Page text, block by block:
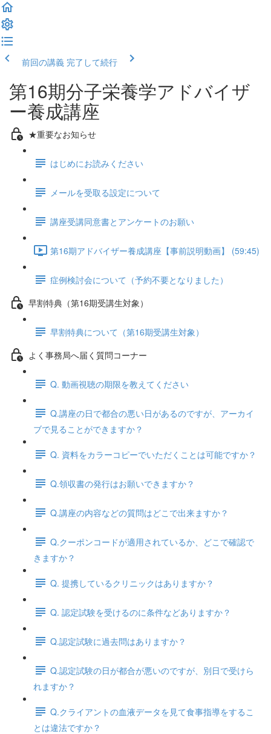
前回の講義 完了して続行
第16期分子栄養学アドバイザ
ー養成講座
★重要なお知らせ
はじめにお読みください
メールを受取る設定について
講座受講同意書とアンケートのお願い
第16期アドバイザー養成講座【事前説明動画】 (59:45)
症例検討会について（予約不要となりました）
早割特典（第16期受講生対象）
早割特典について（第16期受講生対象）
よく事務局へ届く質問コーナー
Q. 動画視聴の期限を教えてください
Q.講座の日で都合の悪い日があるのですが、アーカイ
ブで見ることができますか？
Q. 資料をカラーコピーでいただくことは可能ですか？
Q.領収書の発行はお願いできますか？
Q.講座の内容などの質問はどこで出来ますか？
Q.クーポンコードが適用されているか、どこで確認で
きますか？
Q. 提携しているクリニックはありますか？
Q. 認定試験を受けるのに条件などありますか？
Q.認定試験に過去問はありますか？
Q.認定試験の日が都合が悪いのですが、別日で受けら
れますか？
Q.クライアントの血液データを見て食事指導をするこ
とは違法ですか？